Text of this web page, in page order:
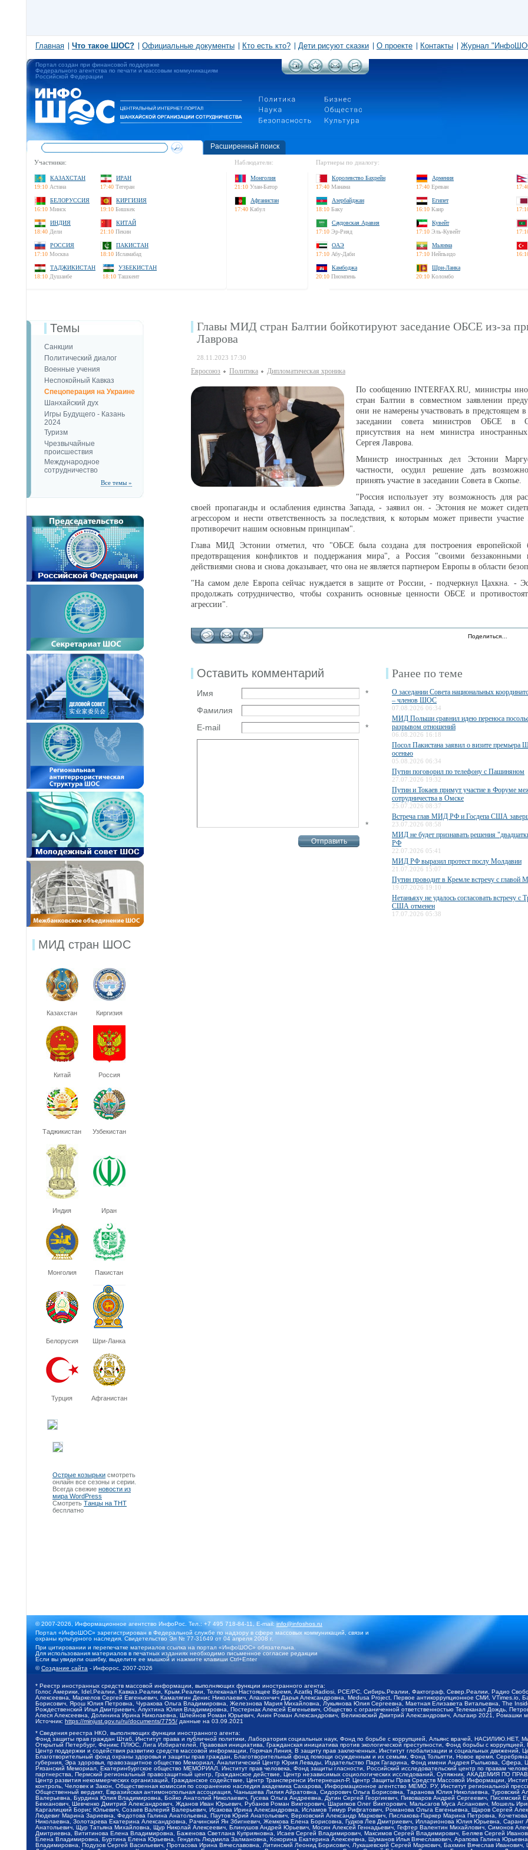
Главная Что такое ШОС? Официальные документы Кто есть кто? Дети рисуют сказки О проекте Контакты Журнал
Портал создан при финансовой поддержке
Федерального агентства по печати и массовым коммуникациям
Российской Федерации
Расширенный поиск
Участники:
КАЗАХСТАН
19:10 Астана
ИРАН
17:40 Тегеран
БЕЛОРУССИЯ
16:10 Минск
КИРГИЗИЯ
19:10 Бишкек
ИНДИЯ
18:40 Дели
КИТАЙ
21:10 Пекин
РОССИЯ
17:10 Москва
ПАКИСТАН
18:10 Исламабад
ТАДЖИКИСТАН
18:10 Душанбе
УЗБЕКИСТАН
18:10 Ташкент
Наблюдатели:
Монголия
21:10 Улан-Батор
Афганистан
17:40 Кабул
Партнеры по диалогу:
Королевство Бахрейн
17:40 Манама
Армения
17:40 Ереван
Азербайджан
18:10 Баку
Египет
16:10 Каир
Саудовская Аравия
17:10 Эр-Рияд
Кувейт
17:10 Эль-Кувейт
ОАЭ
17:10 Абу-Даби
Мьянма
17:10 Нейпьидо
Камбоджа
20:10 Пномпень
Шри-Ланка
20:10 Коломбо
Темы
Санкции
Политический диалог
Военные учения
Неспокойный Кавказ
Спецоперация на Украине
Шанхайский дух
Игры Будущего - Казань
2024
Туризм
Чрезвычайные
происшествия
Международное
сотрудничество
Все темы »
МИД стран ШОС
Казахстан Киргизия
Китай Россия
Таджикистан Узбекистан
Индия Иран
Монголия Пакистан
Белорусия Шри-Ланка
Турция Афганистан
Острые козырьки смотреть
онлайн все сезоны и серии.
Всегда свежие новости из
мира WordPress
Смотреть Танцы на ТНТ
бесплатно
Главы МИД стран Балтии бойкотируют заседание ОБСЕ из-за
Лаврова
28.11.2023 17:30
Евросоюз Политика Дипломатическая хроника
По сообщению INTERFAX.RU, министры
стран Балтии в совместном заявлении
они не намерены участвовать в предстоящем в
заседании совета министров ОБСЕ в
присутствия на нем министра
Сергея Лаврова.
Министр иностранных дел Эстонии
частности, осудил решение дать
принять участие в заседании Совета в Скопье.
"Россия использует эту возможность для
своей пропаганды и ослабления единства Запада, - заявил он. - Эстония не может
агрессором и нести ответственность за последствия, к которым может привести
противоречит нашим основным принципам".
Глава МИД Эстонии отметил, что "ОБСЕ была создана для построения европейской
предотвращения конфликтов и поддержания мира", а Россия "своими беззаконными
действиями снова и снова доказывает, что она не является партнером Европы в области
"На самом деле Европа сейчас нуждается в защите от России, - подчеркнул Цахкна. -
продолжать сотрудничество, чтобы сохранить основные ценности ОБСЕ и
агрессии".
Поделиться…
Оставить комментарий
Имя
*
Фамилия
E-mail
*
*
Ранее по теме
О заседании Совета национальных
– членов ШОС
07.08.2026 06:34
МИД Польши сравнил идею переноса
разрывом отношений
06.08.2026 16:18
Посол Пакистана заявил о визите премьера
осенью
05.08.2026 06:34
Путин поговорил по телефону с Пашиняном
27.07.2026 19:32
Путин и Токаев примут участие в Форуме
сотрудничества в Омске
25.07.2026 08:37
Встреча глав МИД РФ и Госдепа США
23.07.2026 08:58
МИД не будет признавать решения
РФ
22.07.2026 05:41
МИД РФ выразил протест послу Молдавии
21.07.2026 15:07
Путин проводит в Кремле встречу с
19.07.2026 19:10
Нетаньяху не удалось согласовать встречу с
США отменен
17.07.2026 05:38
© 2007-2026, Информационное агентство ИнфоРос. Тел.: +7 495 718-84-11, E-mail:info@infoshos.ru
Портал «ИнфоШОС» зарегистрирован в Федеральной службе по надзору в сфере массовых коммуникаций, связи и
охраны культурного наследия. Свидетельство Эл № 77-31649 от 04 апреля 2008 г.
При цитировании и перепечатке материалов ссылка на портал «ИнфоШОС» обязательна.
Для использования материалов в печатных изданиях необходимо письменное согласие редакции
Если вы увидели ошибку, выделите ее мышкой и нажмите клавиши Ctrl+Enter
©Создание сайта - Инфорос, 2007-2026
* Реестр иностранных средств массовой информации, выполняющих функции иностранного агента:
Голос Америки, Idel.Реалии, Кавказ.Реалии, Крым.Реалии, Телеканал Настоящее Время, Azatliq Radiosi, PCE/PC, Сибирь.Реалии, Фактограф, Север.Реалии, Радио
Алексеевна, Маркелов Сергей Евгеньевич, Камалягин Денис Николаевич, Апахончич Дарья Александровна, Medusa Project, Первое антикоррупционное СМИ,
Борисович, Ярош Юлия Петровна, Чуракова Ольга Владимировна, Железнова Мария Михайловна, Лукьянова Юлия Сергеевна, Маетная Елизавета Витальевна, The
Рождественский Илья Дмитриевич, Апухтина Юлия Владимировна, Постернак Алексей Евгеньевич, Общество с ограниченной ответственностью Телеканал Дождь,
Алеся Алексеевна, Долинина Ирина Николаевна, Шлейнов Роман Юрьевич, Анин Роман Александрович, Великовский Дмитрий Александрович, Альтаир 2021, Ромашки
Источник: https://minjust.gov.ru/ru/documents/7755/ данные на 03.09.2021
* Сведения реестра НКО, выполняющих функции иностранного агента:
Фонд защиты прав граждан Штаб, Институт права и публичной политики, Лаборатория социальных наук, Фонд по борьбе с коррупцией, Альянс врачей,
Открытый Петербург, Феникс ПЛЮС, Лига Избирателей, Правовая инициатива, Гражданская инициатива против экологической преступности, Фонд борьбы с
Центр поддержки и содействия развитию средств массовой информации, Горячая Линия, В защиту прав заключенных, Институт глобализации и социальных
Благотворительный фонд охраны здоровья и защиты прав граждан, Благотворительный фонд помощи осужденным и их семьям, Фонд Тольятти, Новое время,
губерния, Эра здоровья, правозащитное общество Мемориал, Аналитический Центр Юрия Левады, Издательство Парк Гагарина, Фонд имени Андрея Рылькова,
Рязанский Мемориал, Екатеринбургское общество МЕМОРИАЛ, Институт прав человека, Фонд защиты гласности, Российский исследовательский центр по правам
партнерства, Пермский региональный правозащитный центр, Гражданское действие, Центр независимых социологических исследований, Сутяжник, АКАДЕМИЯ ПО
Центр развития некоммерческих организаций, Гражданское содействие, Центр Трансперенси Интернешнл-Р, Центр Защиты Прав Средств Массовой Информации,
контроль, Человек и Закон, Общественная комиссия по сохранению наследия академика Сахарова, Информационное агентство МЕМО. РУ, Институт региональной
Общественный вердикт, Евразийская антимонопольная ассоциация, Чанышева Лилия Айратовна, Сидорович Ольга Борисовна, Таранова Юлия Николаевна, Туровский
Валерьевна, Бурдина Юлия Владимировна, Бойко Анатолий Николаевич, Гусева Ольга Андреевна, Дугин Сергей Георгиевич, Пивоваров Андрей Сергеевич, Писемский
Бекханович, Шевченко Дмитрий Александрович, Жданов Иван Юрьевич, Рубанов Роман Викторович, Шарипков Олег Викторович, Мальсагов Муса Асланович, Мошель
Каргалицкий Борис Юльевич, Созаев Валерий Валерьевич, Исакова Ирина Александровна, Исламов Тимур Рифгатович, Романова Ольга Евгеньевна, Щаров Сергей
Людевиг Марина Зариевна, Федотова Галина Анатольевна, Паутов Юрий Анатольевич, Верховский Александр Маркович, Пислакова-Паркер Марина Петровна,
Николаевна, Золотарева Екатерина Александровна, Рачинский Ян Збигневич, Жемкова Елена Борисовна, Гудков Лев Дмитриевич, Илларионова Юлия Юрьевна,
Анатольевич, Щур Татьяна Михайловна, Щур Николай Алексеевич, Блинушов Андрей Юрьевич, Мосин Алексей Геннадьевич, Гефтер Валентин Михайлович, Симонов
Дмитриевна, Вититинова Елена Владимировна, Баженова Светлана Куприяновна, Исаев Сергей Владимирович, Максимов Сергей Владимирович, Беляев Сергей
Елена Владимировна, Буртина Елена Юрьевна, Гендель Людмила Залмановна, Кокорина Екатерина Алексеевна, Шуманов Илья Вячеславович, Арапова Галина
Владимировна, Подузов Сергей Васильевич, Протасова Ирина Вячеславовна, Литинский Леонид Борисович, Лукашевский Сергей Маркович, Бахмин Вячеслав